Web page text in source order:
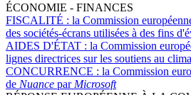
ÉCONOMIE - FINANCES
FISCALITÉ : la Commission
des sociétés-écrans utilisées à des fins
AIDES D'ÉTAT : la Commission
lignes directrices sur les soutiens au
CONCURRENCE : la Commission
de Nuance par Microsoft